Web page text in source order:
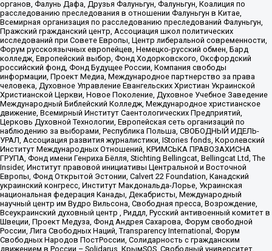
органов, Фалунь Дафа, Друзья Фалуньгун, Фалуньгун, Коалиция по
расследованию преследования в отношении Фалуньгун в Китае,
Всемирная организация по расследованию преследований Фалуньгун,
Пражский гражданский центр, Ассоциация школ политических
исследований при Совете Европы, Центр либеральной современности,
Форум русскоязычных европейцев, Немецко-русский обмен, Бард
колледж, Европейский выбор, Фонд Ходорковского, Оксфордский
российский фонд, Фонд Будущее России, Компания свободы
информации, Проект Медиа, Международное партнерство за права
человека, Духовное Управление Евангельских Христиан Украинской
Христианской Церкви, Новое Поколение, Духовное Учебное Заведение
Международный Библейский Колледж, Международное христианское
движение, Всемирный Институт Саентологических Предприятий,
Церковь Духовной Технологии, Европейская сеть организаций по
наблюдению за выборами, Республика Польша, СВОБОДНЫЙ ИДЕЛЬ-
УРАЛ, Ассоциация развития журналистики, IStories fonds, Королевский
Институт Международных Отношений, КРИМСЬКА ПРАВОЗАХИСНА
ГРУПА, Фонд имени Генриха Бёлля, Stichting Bellingcat, Bellingcat Ltd, The
Insider, Институт правовой инициативы Центральной и Восточной
Европы, Фонд Открытой Эстонии, Calvert 22 Foundation, Канадский
украинский конгресс, Институт Макдональда-Лорье, Украинская
национальная федерация Канады, Декабристы, Международный
научный центр им Вудро Вильсона, Свободная пресса, Возрождение,
Всеукраинский духовный центр , Риддл, Русский антивоенный комитет в
Швеции, Проект Медуза, Фонд Андрея Сахарова, Форум свободной
России, Лига Свободных Наций, Transparеncy International, Форум
Свободных Народов ПостРоссии, Солидарность с гражданским
движением в России – Solidarus, КрымSOS, Свободный университет,